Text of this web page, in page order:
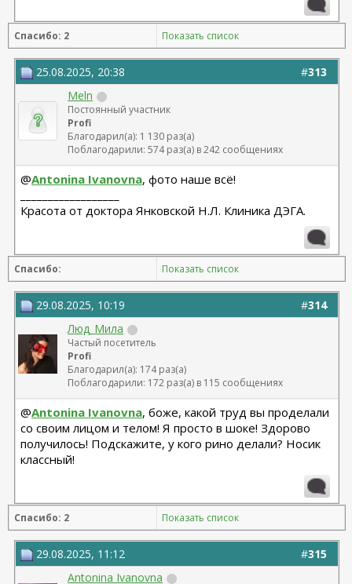
Моя тема по телу (Арамян Л.А.): https://forum.plastic-
surgeon.ru/showthread.php?t=25304
Спасибо: 2 Показать список
#313
25.08.2025, 20:38
Meln
Постоянный участник
Profi
Благодарил(а): 1 130 раз(а)
Поблагодарили: 574 раз(а) в 242 сообщениях
@Antonina Ivanovna, фото наше всё!
Красота от доктора Янковской Н.Л. Клиника ДЭГА.
Спасибо: Показать список
#314
29.08.2025, 10:19
Люд_Мила
Частый посетитель
Profi
Благодарил(а): 174 раз(а)
Поблагодарили: 172 раз(а) в 115 сообщениях
@Antonina Ivanovna, боже, какой труд вы проделали
со своим лицом и телом! Я просто в шоке! Здорово
получилось! Подскажите, у кого рино делали? Носик
классный!
Спасибо: 2 Показать список
#315
29.08.2025, 11:12
Antonina Ivanovna